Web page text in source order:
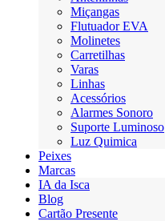
Miçangas
Flutuador EVA
Molinetes
Carretilhas
Varas
Linhas
Acessórios
Alarmes Sonoro
Suporte Luminoso
Luz Quimica
Peixes
Marcas
IA da Isca
Blog
Cartão Presente